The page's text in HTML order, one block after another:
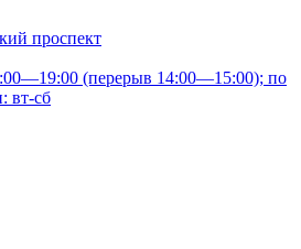
проспект
(перерыв 14:00—15:00); по
вт-сб